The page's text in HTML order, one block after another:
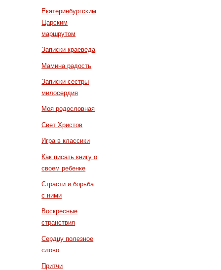
Екатеринбургским
Царским
маршрутом
Записки краеведа
Мамина радость
Записки сестры
милосердия
Моя родословная
Свет Христов
Игра в классики
Как писать книгу о
своем ребенке
Страсти и борьба
с ними
Воскресные
странствия
Сердцу полезное
слово
Притчи